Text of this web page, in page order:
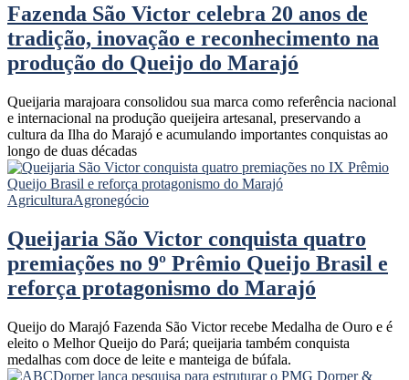
Fazenda São Victor celebra 20 anos de
tradição, inovação e reconhecimento na
produção do Queijo do Marajó
Queijaria marajoara consolidou sua marca como referência nacional
e internacional na produção queijeira artesanal, preservando a
cultura da Ilha do Marajó e acumulando importantes conquistas ao
longo de duas décadas
AgriculturaAgronegócio
Queijaria São Victor conquista quatro
premiações no 9º Prêmio Queijo Brasil e
reforça protagonismo do Marajó
Queijo do Marajó Fazenda São Victor recebe Medalha de Ouro e é
eleito o Melhor Queijo do Pará; queijaria também conquista
medalhas com doce de leite e manteiga de búfala.